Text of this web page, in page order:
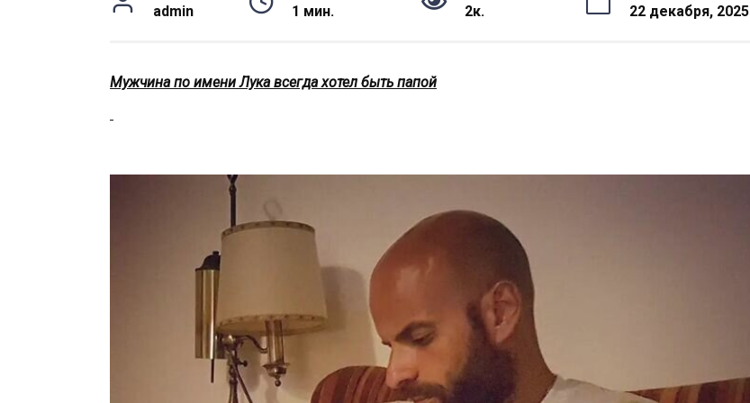
admin 1 мин. 2к. 22 декабря, 2025
Мужчина по имени Лука всегда хотел быть папой